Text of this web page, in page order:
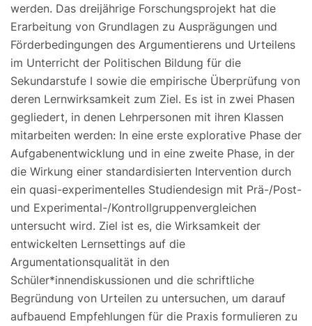
werden. Das dreijährige Forschungsprojekt hat die
Erarbeitung von Grundlagen zu Ausprägungen und
Förderbedingungen des Argumentierens und Urteilens
im Unterricht der Politischen Bildung für die
Sekundarstufe I sowie die empirische Überprüfung von
deren Lernwirksamkeit zum Ziel. Es ist in zwei Phasen
gegliedert, in denen Lehrpersonen mit ihren Klassen
mitarbeiten werden: In eine erste explorative Phase der
Aufgabenentwicklung und in eine zweite Phase, in der
die Wirkung einer standardisierten Intervention durch
ein quasi-experimentelles Studiendesign mit Prä-/Post-
und Experimental-/Kontrollgruppenvergleichen
untersucht wird. Ziel ist es, die Wirksamkeit der
entwickelten Lernsettings auf die
Argumentationsqualität in den
Schüler*innendiskussionen und die schriftliche
Begründung von Urteilen zu untersuchen, um darauf
aufbauend Empfehlungen für die Praxis formulieren zu